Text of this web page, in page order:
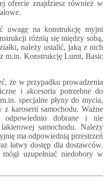
ofercie znajdziesz również w
uwagę na konstrukcję myjni
różnią się między sobą,
należy ustalić, jaką z nich
m.in. Konstrukcję Lumi, Basic
że w przypadku prowadzenia
i akcesoria potrzebne do
specjalne płyny do mycia,
z karoserii samochodu. Ważne
dobrane i nie
samochodu. Należy
ma odpowiednią przestrzeń
łatwy dostęp dla dostawców.
uzupełniać niedobory w